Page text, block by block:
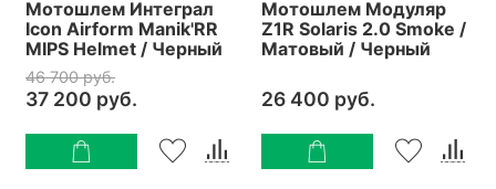
Мотошлем Интеграл
Icon Airform Manik'RR
MIPS Helmet / Черный
46 700 руб.
37 200 руб.
Мотошлем Модуляр
Z1R Solaris 2.0 Smoke /
Матовый / Черный
26 400 руб.